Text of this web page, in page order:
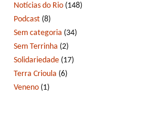
Notícias do Rio (148)
Podcast (8)
Sem categoria (34)
Sem Terrinha (2)
Solidariedade (17)
Terra Crioula (6)
Veneno (1)